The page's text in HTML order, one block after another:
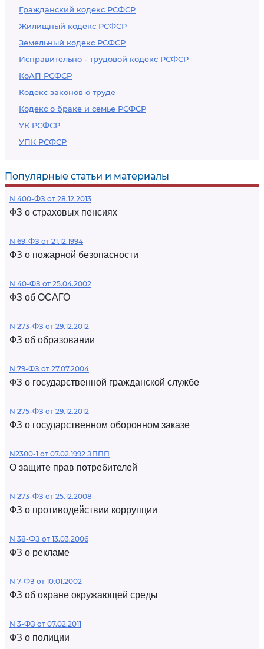
Гражданский кодекс РСФСР
Жилищный кодекс РСФСР
Земельный кодекс РСФСР
Исправительно - трудовой кодекс РСФСР
КоАП РСФСР
Кодекс законов о труде
Кодекс о браке и семье РСФСР
УК РСФСР
УПК РСФСР
Популярные статьи и материалы
N 400-ФЗ от 28.12.2013
ФЗ о страховых пенсиях
N 69-ФЗ от 21.12.1994
ФЗ о пожарной безопасности
N 40-ФЗ от 25.04.2002
ФЗ об ОСАГО
N 273-ФЗ от 29.12.2012
ФЗ об образовании
N 79-ФЗ от 27.07.2004
ФЗ о государственной гражданской службе
N 275-ФЗ от 29.12.2012
ФЗ о государственном оборонном заказе
N2300-1 от 07.02.1992 ЗППП
О защите прав потребителей
N 273-ФЗ от 25.12.2008
ФЗ о противодействии коррупции
N 38-ФЗ от 13.03.2006
ФЗ о рекламе
N 7-ФЗ от 10.01.2002
ФЗ об охране окружающей среды
N 3-ФЗ от 07.02.2011
ФЗ о полиции